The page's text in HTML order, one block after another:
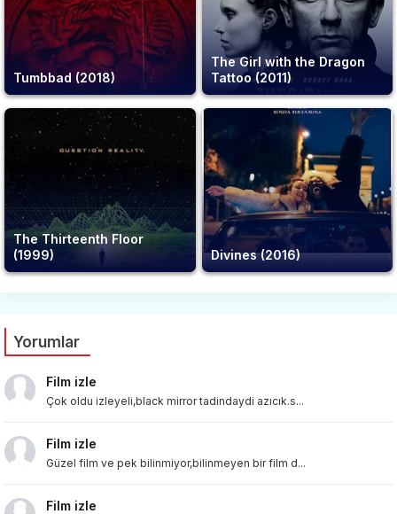
Tumbbad (2018)
The Girl with the Dragon
Tattoo (2011)
The Thirteenth Floor
(1999)
Divines (2016)
Yorumlar
Film izle
Çok oldu izleyeli,black mirror tadindaydi azıcık.s...
Film izle
Güzel film ve pek bilinmiyor,bilinmeyen bir film d...
Film izle